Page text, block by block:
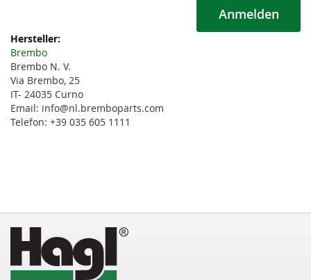
Anmelden
Weitere
Informationen
Brembo
Brembo N. V.
Via Brembo, 25
IT- 24035 Curno
Email: info@nl.bremboparts.com
Telefon: +39 035 605 1111